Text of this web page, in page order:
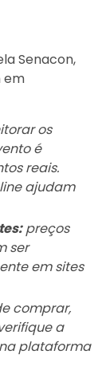
Senacon,
em
os
é
reais.
ajudam
preços
ser
em sites
comprar,
a
plataforma